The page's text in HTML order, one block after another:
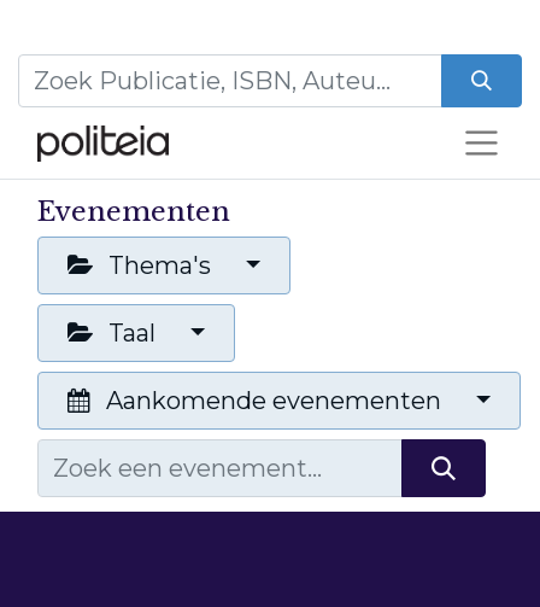
Evenementen
Thema's
Taal
Aankomende evenementen